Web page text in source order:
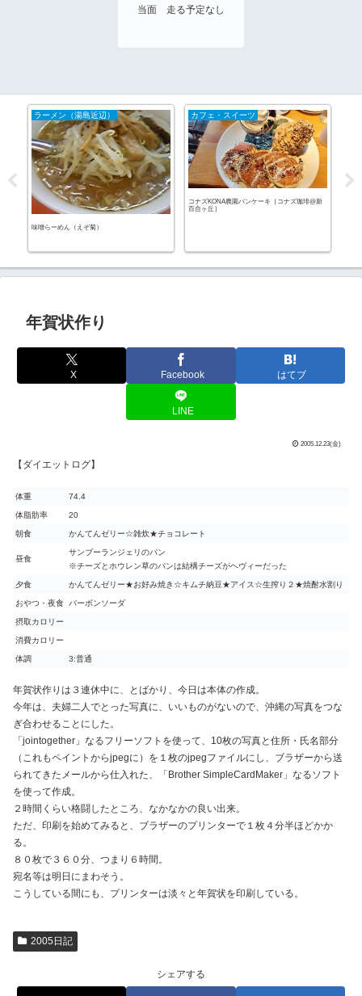
当面 走る予定なし
ラーメン（湯島近辺）
味噌らーめん（えぞ菊）
カフェ・スイーツ
コナズKONA農園パンケーキ［コナズ珈琲@新
百合ヶ丘］
年賀状作り
X Facebook はてブ
LINE
2005.12.23(金)
【ダイエットログ】
体重 74.4
体脂肪率 20
朝食 かんてんゼリー☆雑炊★チョコレート
昼食
サンブーランジェリのパン
※チーズとホウレン草のパンは結構チーズがヘヴィーだった
夕食 かんてんゼリー★お好み焼き☆キムチ納豆★アイス☆生搾り２★焼酎水割り
おやつ・夜食 バーボンソーダ
摂取カロリー
消費カロリー
体調 3:普通
年賀状作りは３連休中に、とばかり、今日は本体の作成。
今年は、夫婦二人でとった写真に、いいものがないので、沖縄の写真をつな
ぎ合わせることにした。
「jointogether」なるフリーソフトを使って、10枚の写真と住所・氏名部分
（これもペイントからjpegに）を１枚のjpegファイルにし、ブラザーから送
られてきたメールから仕入れた、「Brother SimpleCardMaker」なるソフト
を使って作成。
２時間くらい格闘したところ、なかなかの良い出来。
ただ、印刷を始めてみると、ブラザーのプリンターで１枚４分半ほどかか
る。
８０枚で３６０分、つまり６時間。
宛名等は明日にまわそう。
こうしている間にも、プリンターは淡々と年賀状を印刷している。
2005日記
シェアする